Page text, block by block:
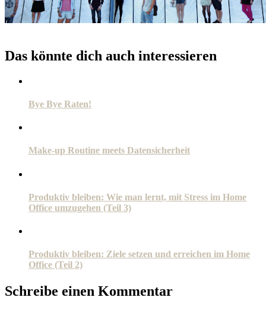
Das könnte dich auch interessieren
Bye Bye Raten!
Make-up Routine meets Datensicherheit
Produktiv bleiben: Wie man lernt, mit Stress im Home
Office umzugehen (Teil 3)
Produktiv bleiben: Ziele setzen und erreichen im Home
Office (Teil 2)
Schreibe einen Kommentar